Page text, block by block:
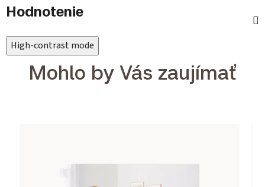
Hodnotenie
High-contrast mode
Mohlo by Vás zaujímať